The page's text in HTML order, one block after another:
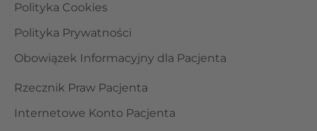
Polityka Cookies
Polityka Prywatności
Obowiązek Informacyjny dla Pacjenta
Rzecznik Praw Pacjenta
Internetowe Konto Pacjenta